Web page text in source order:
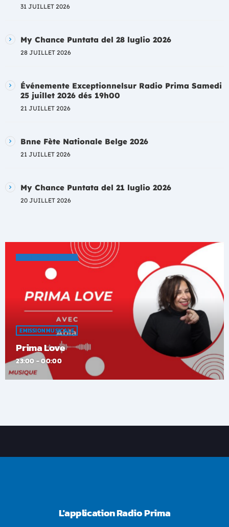
31 JUILLET 2026
My Chance Puntata del 28 luglio 2026
28 JUILLET 2026
Événemente Exceptionnelsur Radio Prima Samedi
25 juillet 2026 dés 19h00
21 JUILLET 2026
Bnne Fète Nationale Belge 2026
21 JUILLET 2026
My Chance Puntata del 21 luglio 2026
20 JUILLET 2026
EMISSION MUSICALE
Prima Love
23:00 - 00:00
L'application Radio Prima